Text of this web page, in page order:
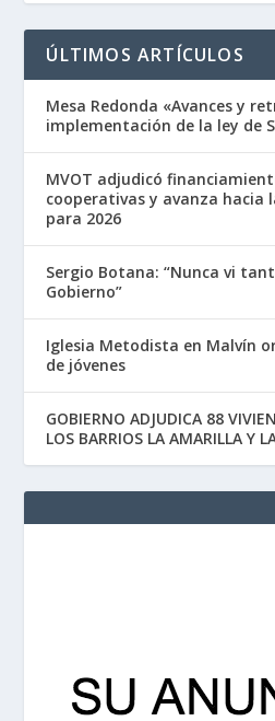
ÚLTIMOS ARTÍCULOS
Mesa Redonda «Avances y
implementación de la ley de
MVOT adjudicó
cooperativas y avanza hacia
para 2026
Sergio Botana: “Nunca vi
Gobierno”
Iglesia Metodista en Malvín
de jóvenes
GOBIERNO ADJUDICA 88
LOS BARRIOS LA AMARILLA Y